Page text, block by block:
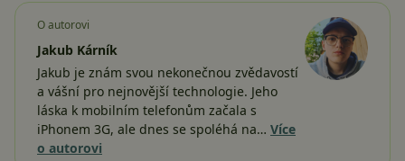
O autorovi
Jakub Kárník
Jakub je znám svou nekonečnou zvědavostí
a vášní pro nejnovější technologie. Jeho
láska k mobilním telefonům začala s
iPhonem 3G, ale dnes se spoléhá na… Více
o autorovi